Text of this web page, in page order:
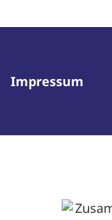
Impressum